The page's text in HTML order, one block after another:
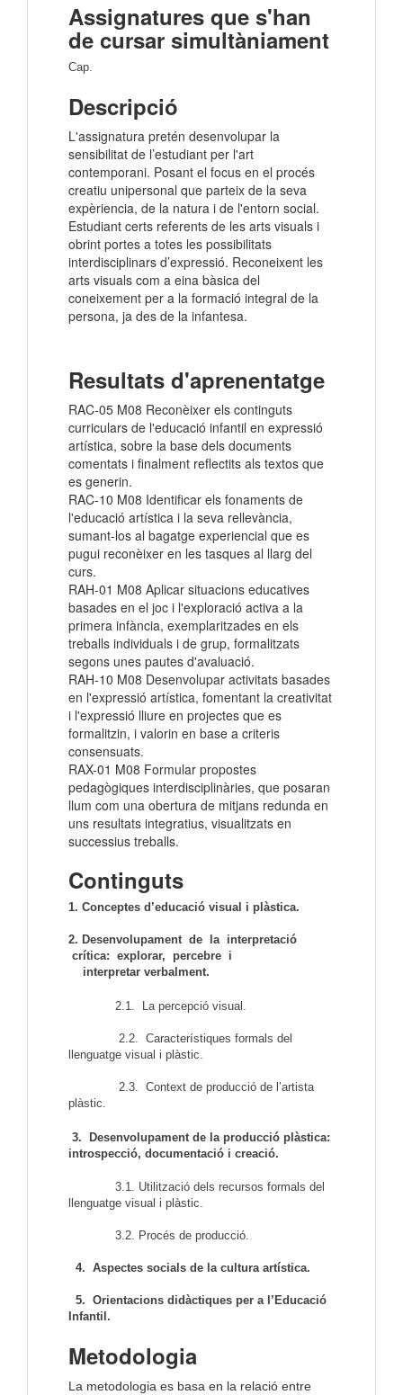
Assignatures que s'han
de cursar simultàniament
Cap.
Descripció
L'assignatura pretén desenvolupar la
sensibilitat de l’estudiant per l'art
contemporani. Posant el focus en el procés
creatiu unipersonal que parteix de la seva
expèriencia, de la natura i de l'entorn social.
Estudiant certs referents de les arts visuals i
obrint portes a totes les possibilitats
interdisciplinars d’expressió. Reconeixent les
arts visuals com a eina bàsica del
coneixement per a la formació integral de la
persona, ja des de la infantesa.
Resultats d'aprenentatge
RAC-05 M08 Reconèixer els continguts
curriculars de l'educació infantil en expressió
artística, sobre la base dels documents
comentats i finalment reflectits als textos que
es generin.
RAC-10 M08 Identificar els fonaments de
l'educació artística i la seva rellevància,
sumant-los al bagatge experiencial que es
pugui reconèixer en les tasques al llarg del
curs.
RAH-01 M08 Aplicar situacions educatives
basades en el joc i l'exploració activa a la
primera infància, exemplaritzades en els
treballs individuals i de grup, formalitzats
segons unes pautes d'avaluació.
RAH-10 M08 Desenvolupar activitats basades
en l'expressió artística, fomentant la creativitat
i l'expressió lliure en projectes que es
formalitzin, i valorin en base a criteris
consensuats.
RAX-01 M08 Formular propostes
pedagògiques interdisciplinàries, que posaran
llum com una obertura de mitjans redunda en
uns resultats integratius, visualitzats en
successius treballs.
Continguts
1. Conceptes d’educació visual i plàstica.
2. Desenvolupament de la interpretació
crítica: explorar, percebre i
interpretar verbalment.
2.1. La percepció visual.
2.2. Característiques formals del
llenguatge visual i plàstic.
2.3. Context de producció de l’artista
plàstic.
3. Desenvolupament de la producció plàstica:
introspecció, documentació i creació.
3.1. Utilització dels recursos formals del
llenguatge visual i plàstic.
3.2. Procés de producció.
4. Aspectes socials de la cultura artística.
5. Orientacions didàctiques per a l’Educació
Infantil.
Metodologia
La metodologia es basa en la relació entre